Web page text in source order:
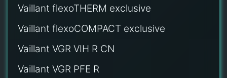
Vaillant flexoTHERM exclusive
Vaillant flexoCOMPACT exclusive
Vaillant VGR VIH R CN
Vaillant VGR PFE R